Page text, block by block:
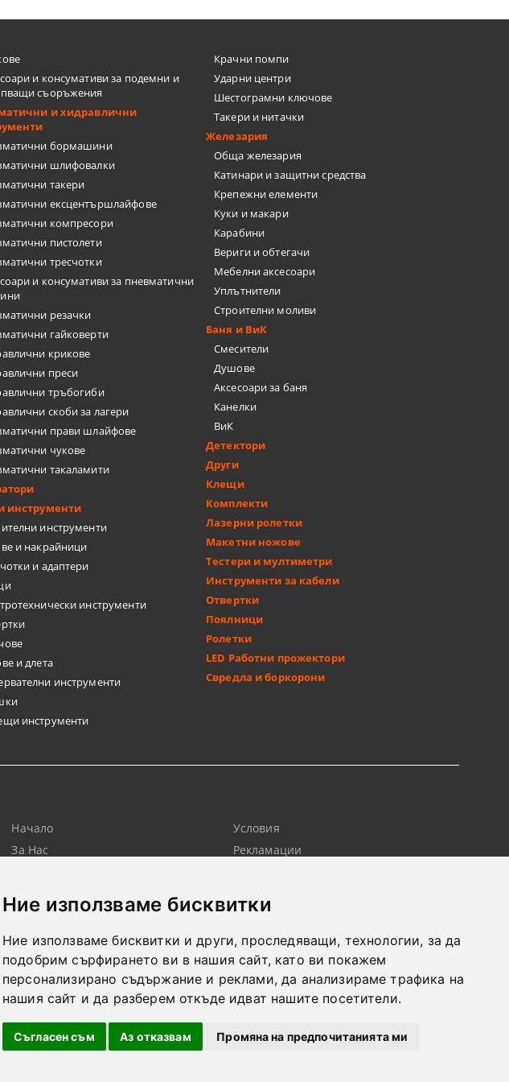
Ние използваме бисквитки
Ние използваме бисквитки и други, проследяващи, технологии, за да
подобрим сърфирането ви в нашия сайт, като ви покажем
персонализирано съдържание и реклами, да анализираме трафика на
нашия сайт и да разберем откъде идват нашите посетители.
Съгласен съм Аз отказвам Промяна на предпочитанията ми
и консумативи за подемни и
съоръжения
и хидравлични
бормашини
шлифовалки
такери
ексцентършлайфове
компресори
пистолети
тресчотки
и консумативи за пневматични
резачки
гайковерти
крикове
преси
тръбогиби
скоби за лагери
прави шлайфове
чукове
такаламити
инструменти
инструменти
и накрайници
и адаптери
инструменти
и длета
инструменти
инструменти
Крачни помпи
Ударни центри
Шестограмни ключове
Такери и нитачки
Железария
Обща железария
Катинари и защитни средства
Крепежни елементи
Куки и макари
Карабини
Вериги и обтегачи
Мебелни аксесоари
Уплътнители
Строителни моливи
Баня и ВиК
Смесители
Душове
Аксесоари за баня
Канелки
ВиК
Детектори
Други
Клещи
Комплекти
Лазерни ролетки
Макетни ножове
Тестери и мултиметри
Инструменти за кабели
Отвертки
Поялници
Ролетки
LED Работни прожектори
Свредла и боркорони
Начало
За Нас
Лични Данни
Условия
Рекламации
от SELITON